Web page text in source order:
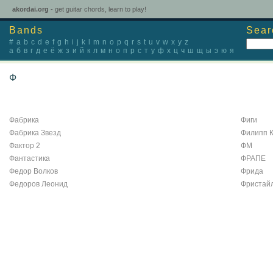
akordai.org - get guitar chords, learn to play!
Bands
# a b c d e f g h i j k m n o p q r s t u v w x y z
а б в г д е ё ж з и й к л м н о п р с т у ф х ц ч ш щ ы э ю я
Ф
Фабрика
Фабрика Звезд
Фактор 2
Фантастика
Федор Волков
Федоров Леонид
Фиги
Филипп
ФМ
ФРАПЕ
Фрида